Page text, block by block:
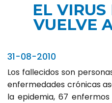
EL
VUELVE
31-08-2010
Los fallecidos son
enfermedades crónicas
la epidemia, 67